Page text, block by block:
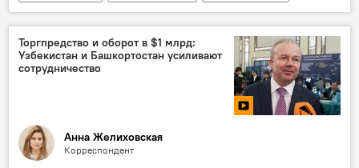
население
пожилые люди
Торгпредство и оборот в $1 млрд:
Узбекистан и Башкортостан усиливают
сотрудничество
Анна Желиховская
Корреспондент